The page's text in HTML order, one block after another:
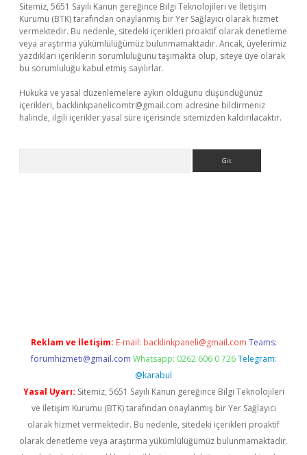
Sitemiz, 5651 Sayılı Kanun gereğince Bilgi Teknolojileri ve İletişim
Kurumu (BTK) tarafından onaylanmış bir Yer Sağlayıcı olarak hizmet
vermektedir. Bu nedenle, sitedeki içerikleri proaktif olarak denetleme
veya araştırma yükümlülüğümüz bulunmamaktadır. Ancak, üyelerimiz
yazdıkları içeriklerin sorumluluğunu taşımakta olup, siteye üye olarak
bu sorumluluğu kabul etmiş sayılırlar.
Hukuka ve yasal düzenlemelere aykırı olduğunu düşündüğünüz
içerikleri, backlinkpanelicomtr@gmail.com adresine bildirmeniz
halinde, ilgili içerikler yasal süre içerisinde sitemizden kaldırılacaktır.
Reklam ve İletişim: E-mail: backlinkpaneli@gmail.com Teams:
forumhizmeti@gmail.com Whatsapp: 0262 606 0 726 Telegram:
@karabul
Yasal Uyarı: Sitemiz, 5651 Sayılı Kanun gereğince Bilgi Teknolojileri
ve İletişim Kurumu (BTK) tarafından onaylanmış bir Yer Sağlayıcı
olarak hizmet vermektedir. Bu nedenle, sitedeki içerikleri proaktif
olarak denetleme veya araştırma yükümlülüğümüz bulunmamaktadır.